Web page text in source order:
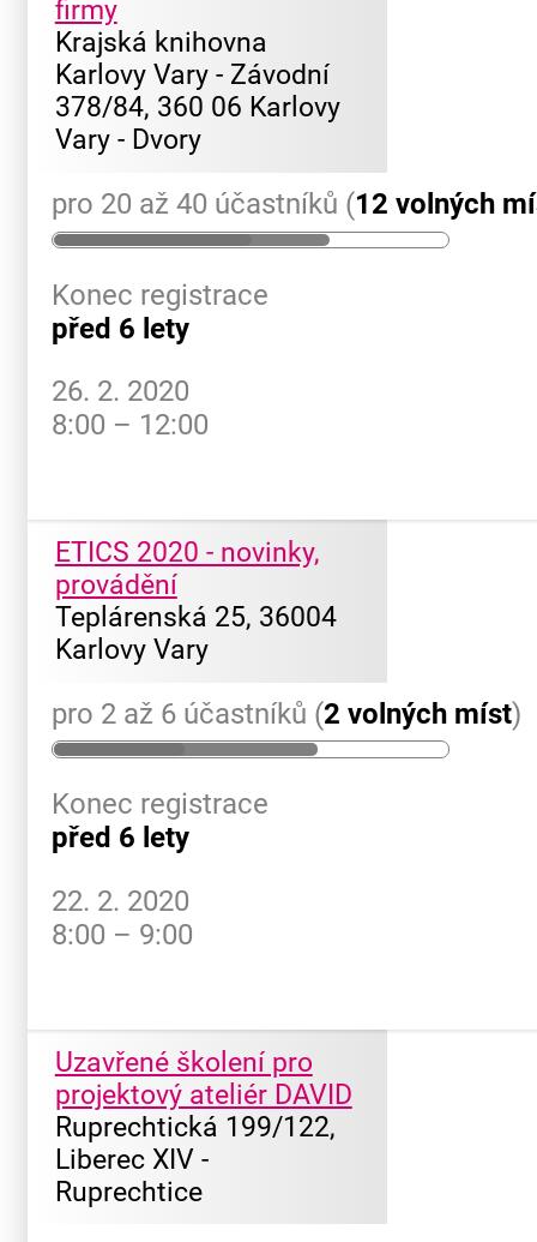
firmy
Krajská knihovna
Karlovy Vary - Závodní
378/84, 360 06 Karlovy
Vary - Dvory
pro 20 až 40 účastníků (12 volných
Konec registrace
před 6 lety
26. 2. 2020
8:00 – 12:00
ETICS 2020 - novinky,
provádění
Teplárenská 25, 36004
Karlovy Vary
pro 2 až 6 účastníků (2 volných míst)
Konec registrace
před 6 lety
22. 2. 2020
8:00 – 9:00
Uzavřené školení pro
projektový ateliér DAVID
Ruprechtická 199/122,
Liberec XIV -
Ruprechtice